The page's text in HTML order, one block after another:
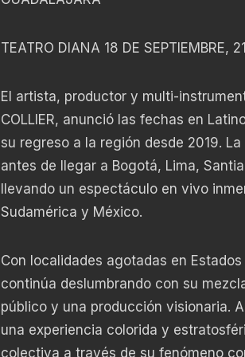
TEATRO DIANA 18 DE SEPTIEMBRE,
El artista, productor y multi-
COLLIER, anunció las fechas en
su regreso a la región desde 2019.
antes de llegar a Bogotá, Lima,
llevando un espectáculo en vivo
Sudamérica y México.
Con localidades agotadas en
continúa deslumbrando con su
público y una producción visionaria.
una experiencia colorida y
colectiva a través de su fenómeno